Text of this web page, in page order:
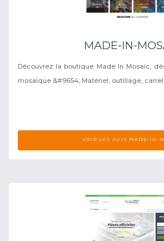
MADE-IN-
Découvrez la boutique Made In Mosaic,
mosaïque &#9654; Matériel, outillage,
VOIR LES AVIS MADE-IN-